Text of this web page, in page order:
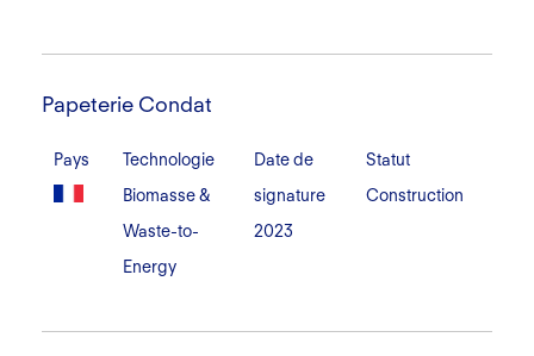
Condat
Papeterie Condat
Pays
Technologie
Biomasse &
Waste-to-
Energy
Date de
signature
2023
Statut
Construction